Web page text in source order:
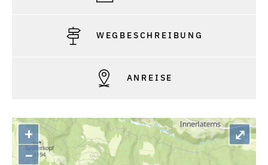
WEGBESCHREIBUNG
ANREISE
+
–
⤢